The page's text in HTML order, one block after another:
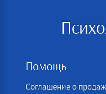
Помощь
Соглашение о